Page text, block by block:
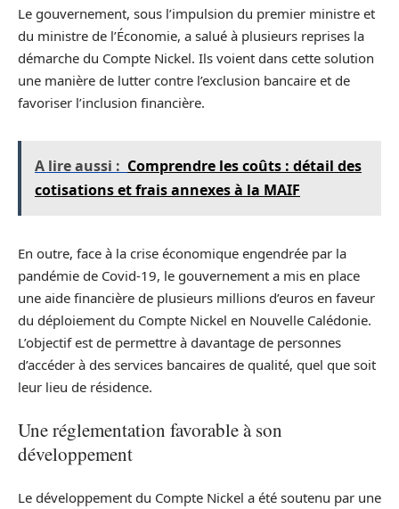
Le gouvernement, sous l’impulsion du premier ministre et
du ministre de l’Économie, a salué à plusieurs reprises la
démarche du Compte Nickel. Ils voient dans cette solution
une manière de lutter contre l’exclusion bancaire et de
favoriser l’inclusion financière.
A lire aussi : Comprendre les coûts : détail des
cotisations et frais annexes à la MAIF
En outre, face à la crise économique engendrée par la
pandémie de Covid-19, le gouvernement a mis en place
une aide financière de plusieurs millions d’euros en faveur
du déploiement du Compte Nickel en Nouvelle Calédonie.
L’objectif est de permettre à davantage de personnes
d’accéder à des services bancaires de qualité, quel que soit
leur lieu de résidence.
Une réglementation favorable à son
développement
Le développement du Compte Nickel a été soutenu par une